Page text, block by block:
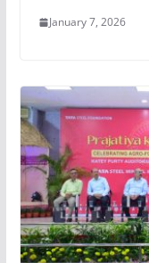
January 7, 2026